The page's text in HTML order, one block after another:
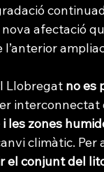
afectació
Llobregat no es
i les zones
climàtic. Per
el conjunt del